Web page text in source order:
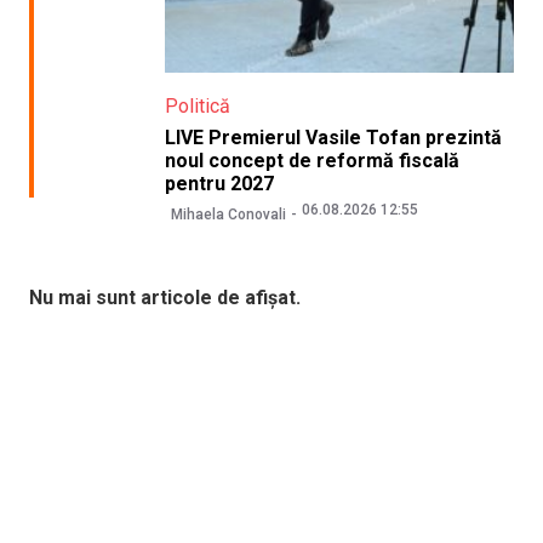
Politică
LIVE Premierul Vasile Tofan prezintă
noul concept de reformă fiscală
pentru 2027
Mihaela Conovali 06.08.2026 12:55
Nu mai sunt articole de afișat.